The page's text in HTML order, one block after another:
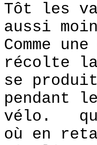
Tôt les
aussi
Comme
récolte la
se produit
pendant
vélo.
où en